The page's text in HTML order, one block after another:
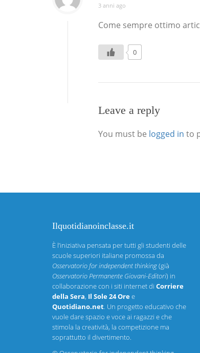
3 anni ago
Come sempre ottimo
0
Leave a reply
You must be logged in to
Ilquotidianoinclasse.it
È l’iniziativa pensata per tutti gli studenti delle
scuole superiori italiane promossa da
Osservatorio for independent thinking(già
Osservatorio Permanente Giovani-Editori) in
collaborazione con i siti internet di Corriere
della Sera, Il Sole 24 Oree
Quotidiano.net. Un progetto educativo che
vuole dare spazio e voce ai ragazzi e che
stimola la creatività, la competizione ma
soprattutto il divertimento.